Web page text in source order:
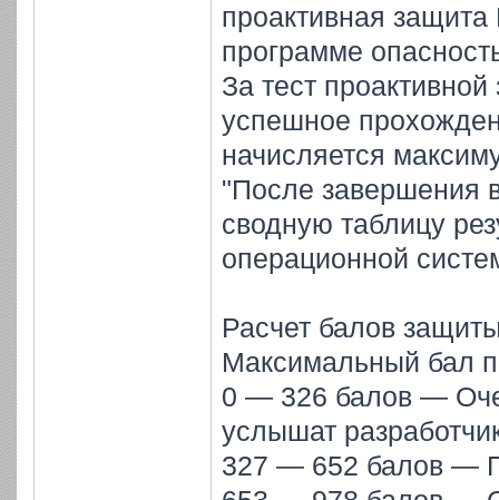
проактивная
программе
За тест
успешное
начисляется
"После завершения
сводную таблицу
операционной
Расчет балов
Максимальный бал
0 — 326 балов —
услышат
327 — 652 балов —